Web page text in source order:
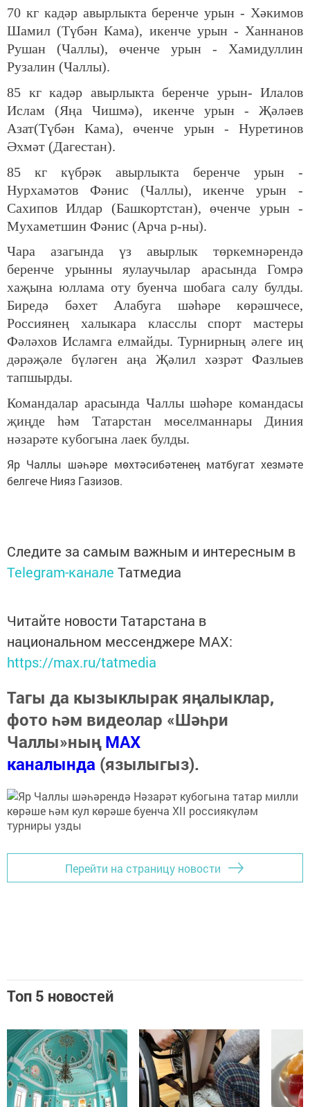
70 кг кадәр авырлыкта беренче урын - Хәкимов
Шамил (Түбән Кама), икенче урын - Ханнанов
Рушан (Чаллы), өченче урын - Хамидуллин
Рузалин (Чаллы).
85 кг кадәр авырлыкта беренче урын- Илалов
Ислам (Яңа Чишмә), икенче урын - Җәләев
Азат(Түбән Кама), өченче урын - Нуретинов
Әхмәт (Дагестан).
85 кг күбрәк авырлыкта беренче урын -
Нурхамәтов Фәнис (Чаллы), икенче урын -
Сахипов Илдар (Башкортстан), өченче урын -
Мухаметшин Фәнис (Арча р-ны).
Чара азагында үз авырлык төркемнәрендә
беренче урынны яулаучылар арасында Гомрә
хаҗына юллама оту буенча шобага салу булды.
Биредә бәхет Алабуга шәһәре көрәшчесе,
Россиянең халыкара класслы спорт мастеры
Фәләхов Исламга елмайды. Турнирның әлеге иң
дәрәҗәле бүләген аңа Җәлил хәзрәт Фазлыев
тапшырды.
Командалар арасында Чаллы шәһәре командасы
җиңде һәм Татарстан мөселманнары Диния
нәзарәте кубогына лаек булды.
Яр Чаллы шәһәре мөхтәсибәтенең матбугат хезмәте
белгече Нияз Газизов.
Следите за самым важным и интересным в
Telegram-канале Татмедиа
Читайте новости Татарстана в
национальном мессенджере MАХ:
https://max.ru/tatmedia
Тагы да кызыклырак яңалыклар,
фото һәм видеолар «Шәһри
Чаллы»ныңMAX
каналында (язылыгыз).
Перейти на страницу новости
Топ 5 новостей